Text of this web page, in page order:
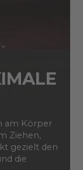
am Körper
Ziehen,
gezielt den
die